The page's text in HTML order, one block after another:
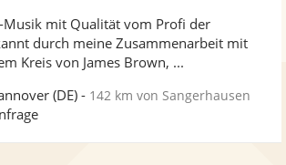
Musik mit Qualität vom Profi der
durch meine Zusammenarbeit mit
Kreis von James Brown, ...
(DE) - 142 km von Sangerhausen